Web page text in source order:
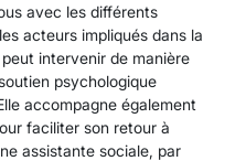
avec les différents
acteurs impliqués dans la
intervenir de manière
psychologique
accompagne également
faciliter son retour à
assistante sociale, par